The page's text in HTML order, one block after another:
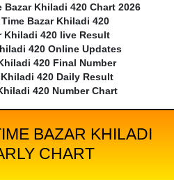
Bazar Khiladi 420 Chart 2026
Bazar Khiladi 420
Khiladi 420 live Result
420 Online Updates
420 Final Number
420 Daily Result
420 Number Chart
BAZAR KHILADI
CHART